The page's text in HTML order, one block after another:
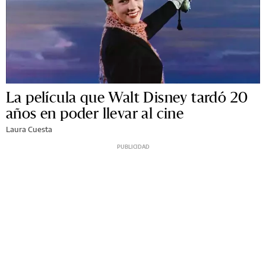
La película que Walt Disney tardó 20
años en poder llevar al cine
Laura Cuesta